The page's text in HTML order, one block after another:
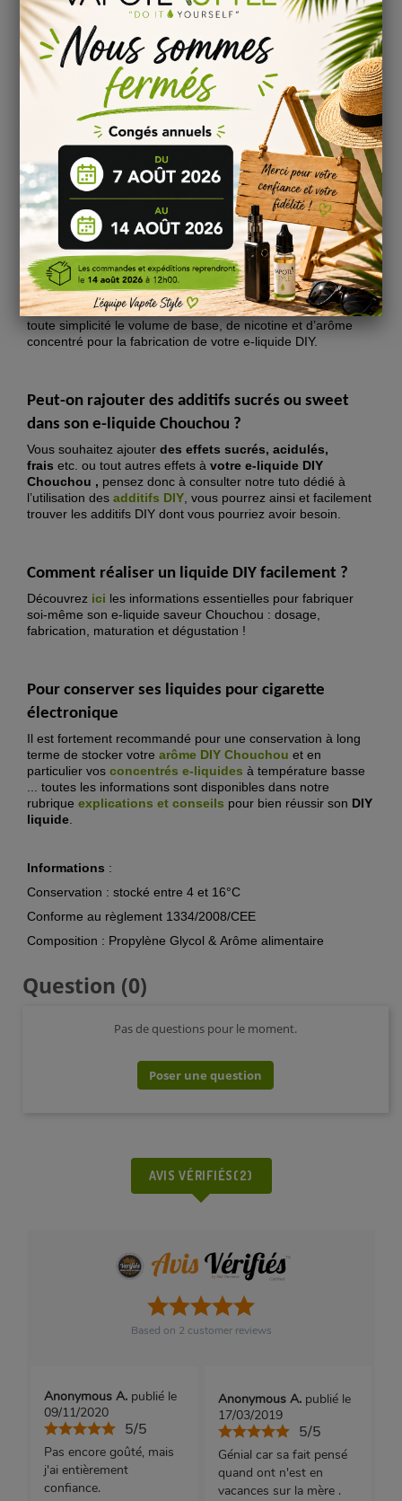
steeping et de maturation ainsi quela méthodologie
adaptée à vos arômes DIY et concentrés DIY.
Pourl’arôme saveur Chouchou le steeprecommandé est
de30 jours!
Nous vous conseillons de laisser reposer votre liquide DIY
Chouchou pour profiter pleinement
des saveurs de chaque
Pour en savoir plus, consulter notre page sur
maturation d’un e-liquide DIY !
Dosage conseillé pour votre base PG/VG :
Base 70/30 : 13 %
Base 50/50 : 15 %
Base 30/70 :
Base 100% VG :20 %
Grâce à notrecalculateur arôme DIY, vous obtiendrez en
toute simplicité le volume de base, de nicotine et d’arôme
concentré pour la fabrication de votre e-liquide DIY.
Peut-on rajouter des additifs sucrés ou sweet
dans son e-liquide Chouchou ?
Vous souhaitez ajouter des effets sucrés, acidulés,
frais etc. ou tout autres effets à votre e-liquide DIY
Chouchou , pensez donc à consulter notre tuto dédié à
l’utilisation des additifs DIY, vous pourrez ainsi et facilement
trouver les additifs DIY dont vous pourriez avoir besoin.
Comment réaliser un liquide DIY facilement ?
Découvrez ici les informations essentielles pour fabriquer
soi-même son e-liquide saveur Chouchou : dosage,
fabrication, maturation et dégustation !
Pour conserver ses liquides pour cigarette
électronique
Il est fortement recommandé pour une conservation à long
terme de stocker votre arôme DIY Chouchou et en
particulier vos concentrés e-liquides à température basse
... toutes les informations sont disponibles dans notre
rubrique explications et conseils pour bien réussir son DIY
liquide.
Informations :
Conservation : stocké entre 4 et 16°C
Conforme au règlement 1334/2008/CEE
Composition : Propylène Glycol & Arôme alimentaire
Question (0)
Pas de questions pour le moment.
Poser une question
AVIS VÉRIFIÉS(2)
Based on 2 customer reviews
Anonymous A. publié le
09/11/2020
5/5
Pas encore goûté, mais
j'ai entièrement
confiance.
Anonymous A. publié le
17/03/2019
5/5
Génial car sa fait pensé
quand ont n'est en
vacances sur la mère .